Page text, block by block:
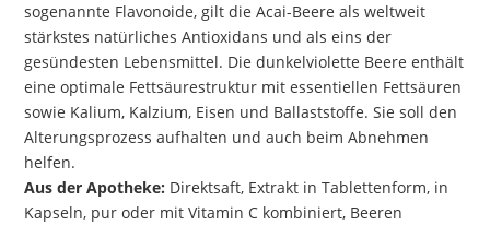
sogenannte Flavonoide, gilt die Acai-Beere als weltweit
stärkstes natürliches Antioxidans und als eins der
gesündesten Lebensmittel. Die dunkelviolette Beere enthält
eine optimale Fettsäurestruktur mit essentiellen Fettsäuren
sowie Kalium, Kalzium, Eisen und Ballaststoffe. Sie soll den
Alterungsprozess aufhalten und auch beim Abnehmen
helfen.
Aus der Apotheke: Direktsaft, Extrakt in Tablettenform, in
Kapseln, pur oder mit Vitamin C kombiniert, Beeren